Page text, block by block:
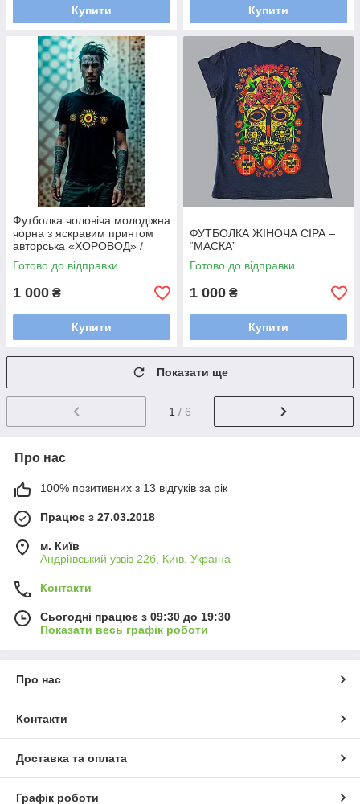
Купити Купити
Футболка чоловіча молодіжна
чорна з яскравим принтом
авторська «ХОРОВОД» /
Яскраві чоловічі футболки
Готово до відправки
1 000 ₴
Купити
ФУТБОЛКА ЖІНОЧА СІРА –
“МАСКА”
Готово до відправки
1 000 ₴
Купити
Показати ще
1 / 6
Про нас
100% позитивних з 13 відгуків за рік
Працює з 27.03.2018
м. Київ
Андріївський узвіз 22б, Київ, Україна
Контакти
Сьогодні працює з 09:30 до 19:30
Показати весь графік роботи
Про нас
Контакти
Доставка та оплата
Графік роботи